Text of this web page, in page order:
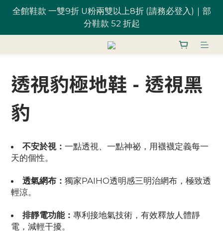
全館鞋款 一雙9折 U粉兩雙以上8折 (請務必登入)｜部
分鞋款 52 折起
台灣滿 $1,700 享免運優惠
U粉就是你！加入會員 $200 購物金馬上用~
全館鞋款 一雙9折 U粉兩雙以上8折 (請務必登入)｜部
分鞋款 52 折起
透視豹極地鞋 - 透視黑
豹
不安於視： 一點透視、一點神祕，用襪襪定義每一
天的個性。
透氣網布： 獨家PAIHO透明感三明治網布，極致透
輕涼。
排靜電功能： 專利接地氣技術，有效釋放人體靜
電，減輕干擾。